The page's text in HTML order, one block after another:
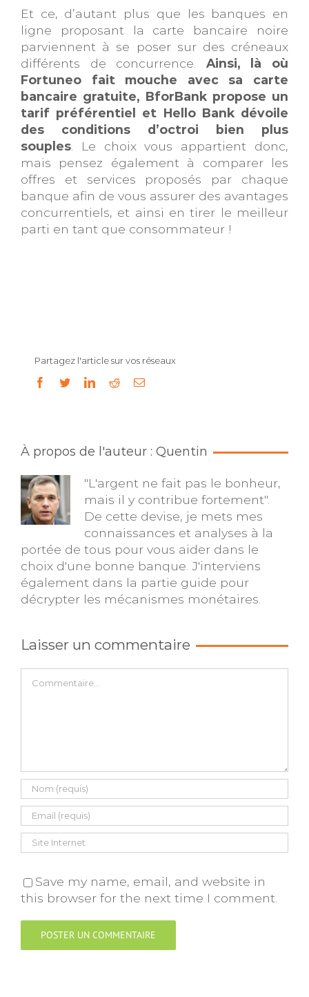
Et ce, d’autant plus que les banques en
ligne proposant la carte bancaire noire
parviennent à se poser sur des créneaux
différents de concurrence. Ainsi, là où
Fortuneo fait mouche avec sa carte
bancaire gratuite, BforBank propose un
tarif préférentiel et Hello Bank dévoile
des conditions d’octroi bien plus
souples . Le choix vous appartient donc,
mais pensez également à comparer les
offres et services proposés par chaque
banque afin de vous assurer des avantages
concurrentiels, et ainsi en tirer le meilleur
parti en tant que consommateur !
Partagez l'article sur vos réseaux
facebook
twitterlinkedinredditEmail
À propos de l'auteur : Quentin
"L'argent ne fait pas le bonheur,
mais il y contribue fortement".
De cette devise, je mets mes
connaissances et analyses à la
portée de tous pour vous aider dans le
choix d'une bonne banque. J'interviens
également dans la partie guide pour
décrypter les mécanismes monétaires.
Laisser un commentaire
Save my name, email, and website in
this browser for the next time I comment.